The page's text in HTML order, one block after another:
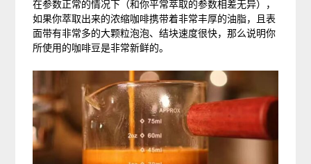
在参数正常的情况下（和你平常萃取的参数相差无异），
如果你萃取出来的浓缩咖啡携带着非常丰厚的油脂，且表
面带有非常多的大颗粒泡泡、结块速度很快，那么说明你
所使用的咖啡豆是非常新鲜的。